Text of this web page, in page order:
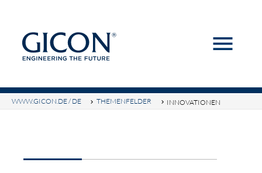
menu
Suchbegriffe
SUCHEN
WWW.GICON.DE / DE
THEMENFELDER INNOVATIONEN